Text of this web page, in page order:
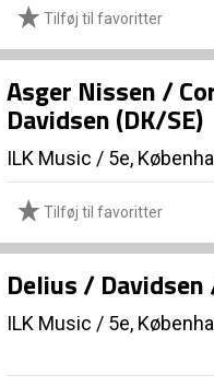
Tilføj til favoritter
Asger Nissen /
Davidsen (DK/SE)
ILK Music / 5e,
Tilføj til favoritter
Delius /
ILK Music / 5e,